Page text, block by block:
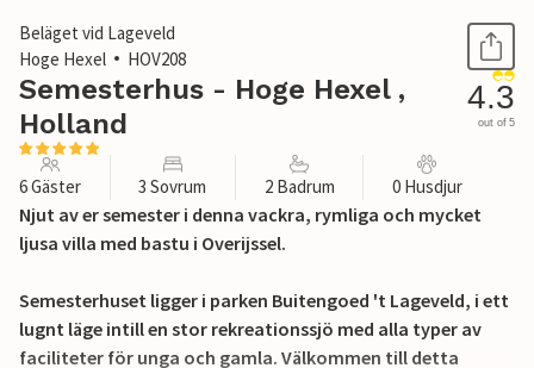
Beläget vid Lageveld
Hoge Hexel
HOV208
Semesterhus - Hoge Hexel ,
Holland
4.3
out of 5
6 Gäster 3 Sovrum 2 Badrum 0 Husdjur
Njut av er semester i denna vackra, rymliga och mycket
ljusa villa med bastu i Overijssel.
Semesterhuset ligger i parken Buitengoed 't Lageveld, i ett
lugnt läge intill en stor rekreationssjö med alla typer av
faciliteter för unga och gamla. Välkommen till detta